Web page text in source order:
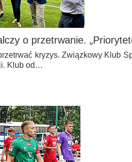
o przetrwanie.
kryzys. Związkowy Klub
Klub od…